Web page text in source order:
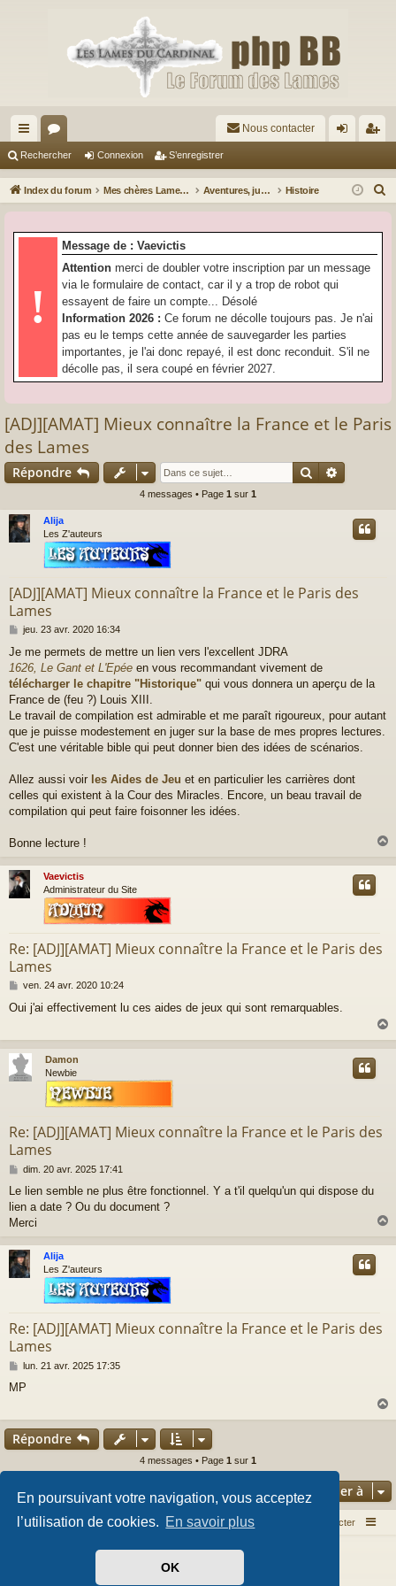
En poursuivant votre navigation, vous acceptez
l’utilisation de cookies. En savoir plus
OK
cc
ès
pi
or
u
s
Nous contacter
ne
on
nr
ist
Rechercher Connexion S’enregistrer
Index du forum Mes chères Lames… Aventures, jusquiame, ranse et Dragons Histoire
!
Message de : Vaevictis
Attention merci de doubler votre inscription par un message
via le formulaire de contact, car il y a trop de robot qui
essayent de faire un compte... Désolé
Information 2026 : Ce forum ne décolle toujours pas. Je n'ai
pas eu le temps cette année de sauvegarder les parties
importantes, je l'ai donc repayé, il est donc reconduit. S'il ne
décolle pas, il sera coupé en février 2027.
[ADJ][AMAT] Mieux connaître la France et le Paris
des Lames
Répondre Rechercher
4 messages • Page 1 sur 1
Alija
Les Z'auteurs
[ADJ][AMAT] Mieux connaître la France et le Paris des
Lames
M
s
s
a
jeu. 23 avr. 2020 16:34
Je me permets de mettre un lien vers l'excellent JDRA
1626, Le Gant et L'Epée en vous recommandant vivement de
télécharger le chapitre "Historique" qui vous donnera un aperçu de la
France de (feu ?) Louis XIII.
Le travail de compilation est admirable et me paraît rigoureux, pour autant
que je puisse modestement en juger sur la base de mes propres lectures.
C'est une véritable bible qui peut donner bien des idées de scénarios.
Allez aussi voir les Aides de Jeu et en particulier les carrières dont
celles qui existent à la Cour des Miracles. Encore, un beau travail de
compilation qui peut faire foisonner les idées.
Bonne lecture !
u
Vaevictis
Administrateur du Site
Re: [ADJ][AMAT] Mieux connaître la France et le Paris des
Lames
M
s
a
g
ven. 24 avr. 2020 10:24
Oui j'ai effectivement lu ces aides de jeux qui sont remarquables.
a
Damon
Newbie
Re: [ADJ][AMAT] Mieux connaître la France et le Paris des
Lames
M
s
s
a
e
dim. 20 avr. 2025 17:41
Le lien semble ne plus être fonctionnel. Y a t'il quelqu'un qui dispose du
lien a date ? Ou du document ?
Merci
u
Alija
Les Z'auteurs
Re: [ADJ][AMAT] Mieux connaître la France et le Paris des
Lames
M
s
a
g
e
lun. 21 avr. 2025 17:35
MP
a
Répondre
4 messages • Page 1 sur 1
Aller à
Index du forum Nous contacter
Développé parphpBB® Forum Software © phpBB Limited
Arty- phpBB 3.3 par MrGaby
phpBB-fr.com